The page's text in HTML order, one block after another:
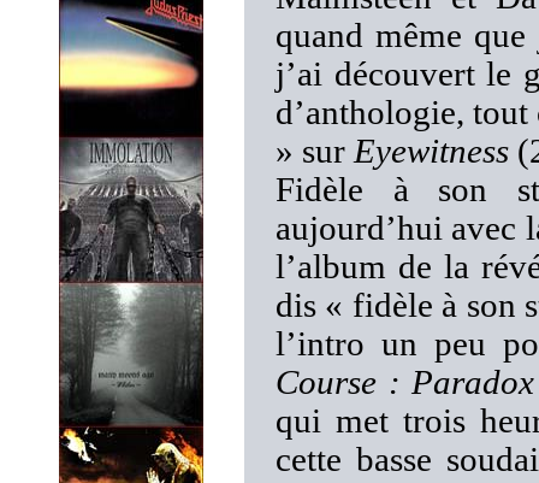
quand même
j’ai découvert le
d’anthologie,
» sur Eyewitness
Fidèle à son
aujourd’hui avec
l’album de la
dis « fidèle à son
l’intro un peu
Course :
qui met trois
cette basse